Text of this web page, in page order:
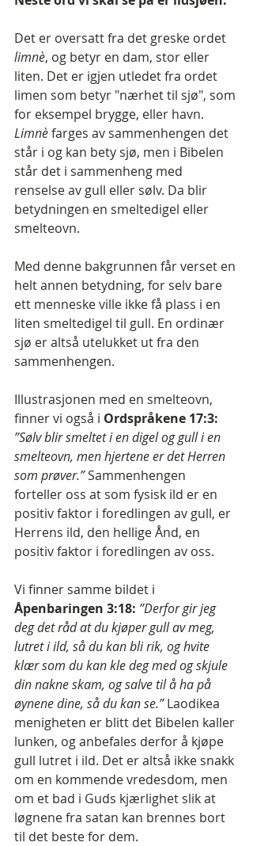
Det er oversatt fra det greske ordet
limnè, og betyr en dam, stor eller
liten. Det er igjen utledet fra ordet
limen som betyr "nærhet til sjø", som
for eksempel brygge, eller havn.
Limnè farges av sammenhengen det
står i og kan bety sjø, men i Bibelen
står det i sammenheng med
renselse av gull eller sølv. Da blir
betydningen en smeltedigel eller
smelteovn.
Med denne bakgrunnen får verset en
helt annen betydning, for selv bare
ett menneske ville ikke få plass i en
liten smeltedigel til gull. En ordinær
sjø er altså utelukket ut fra den
sammenhengen.
Illustrasjonen med en smelteovn,
finner vi også i Ordspråkene 17:3:
”Sølv blir smeltet i en digel og gull i en
smelteovn, men hjertene er det Herren
som prøver.” Sammenhengen
forteller oss at som fysisk ild er en
positiv faktor i foredlingen av gull, er
Herrens ild, den hellige Ånd, en
positiv faktor i foredlingen av oss.
Vi finner samme bildet i
Åpenbaringen 3:18: ”Derfor gir jeg
deg det råd at du kjøper gull av meg,
lutret i ild, så du kan bli rik, og hvite
klær som du kan kle deg med og skjule
din nakne skam, og salve til å ha på
øynene dine, så du kan se.” Laodikea
menigheten er blitt det Bibelen kaller
lunken, og anbefales derfor å kjøpe
gull lutret i ild. Det er altså ikke snakk
om en kommende vredesdom, men
om et bad i Guds kjærlighet slik at
løgnene fra satan kan brennes bort
til det beste for dem.